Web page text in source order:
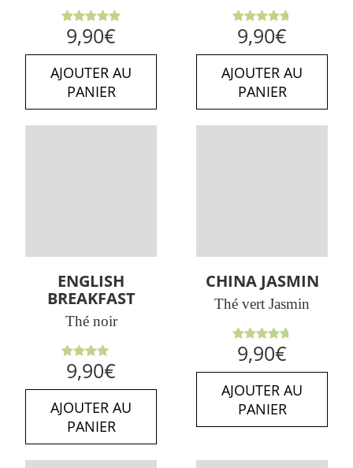
Note5.00
sur 5
9,90€
AJOUTER AU
PANIER
Note
4.75sur
5
9,90€
AJOUTER AU
PANIER
ENGLISH
BREAKFAST
Thé noir
Note
4.00
sur 5
9,90€
AJOUTER AU
PANIER
CHINA JASMIN
Thé vert Jasmin
Note
4.71sur
5
9,90€
AJOUTER AU
PANIER